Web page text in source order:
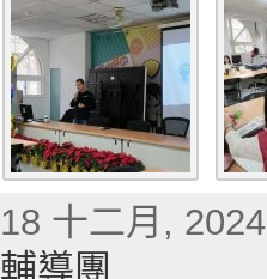
18 十二月,
輔導團